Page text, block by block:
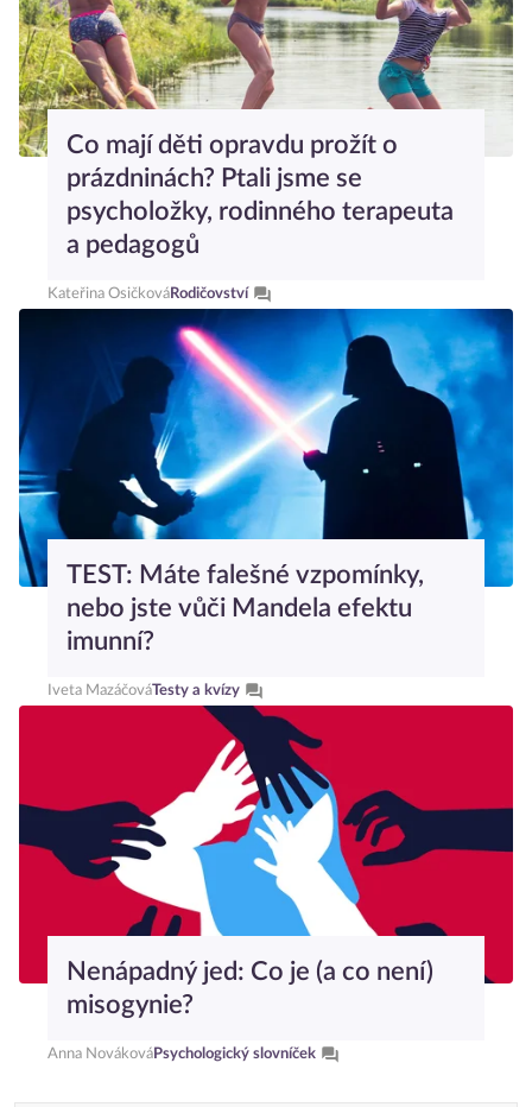
Co mají děti opravdu prožít o
prázdninách? Ptali jsme se
psycholožky, rodinného terapeuta
a pedagogů
Kateřina OsičkováRodičovství
TEST: Máte falešné vzpomínky,
nebo jste vůči Mandela efektu
imunní?
Iveta MazáčováTesty a kvízy
Nenápadný jed: Co je (a co není)
misogynie?
Anna NovákováPsychologický slovníček